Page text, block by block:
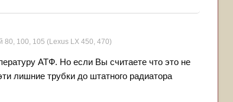
80, 100, 105 (Lexus LX 450, 470)
АТФ. Но если Вы считаете что это не
лишние трубки до штатного радиатора